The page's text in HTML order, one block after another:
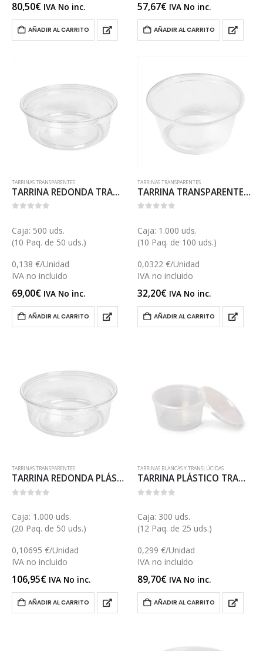
80,50€ IVA No inc.
AÑADIR AL CARRITO
57,67€ IVA No inc.
AÑADIR AL CARRITO
TARRINAS TRANSPARENTES
TARRINA REDONDA TRANSPARENTE 237 (ET56TR)
Caja: 500 uds.
(10 Paq. de 50 uds.)
0,138 €/Unidad
IVA no incluido
69,00€ IVA No inc.
AÑADIR AL CARRITO
TARRINAS TRANSPARENTES
TARRINA TRANSPARENTE 75 (E073E)
Caja: 1.000 uds.
(10 Paq. de 100 uds.)
0,0322 €/Unidad
IVA no incluido
32,20€ IVA No inc.
AÑADIR AL CARRITO
TARRINAS TRANSPARENTES
TARRINA REDONDA PLÁSTICO TRANSPARENTE 210 (ET59)
Caja: 1.000 uds.
(20 Paq. de 50 uds.)
0,10695 €/Unidad
IVA no incluido
106,95€ IVA No inc.
AÑADIR AL CARRITO
TARRINAS BLANCAS Y TRANSLÚCIDAS
TARRINA PLÁSTICO TRANSLÚCIDA 1000 (E040T)
Caja: 300 uds.
(12 Paq. de 25 uds.)
0,299 €/Unidad
IVA no incluido
89,70€ IVA No inc.
AÑADIR AL CARRITO